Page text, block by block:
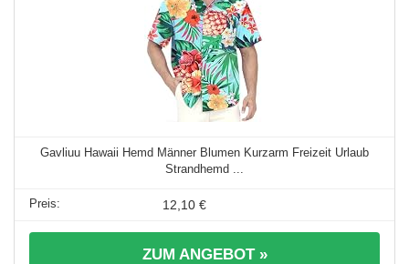
Gavliuu Hawaii Hemd Männer Blumen Kurzarm Freizeit Urlaub
Strandhemd ...
12,10 €
ZUM ANGEBOT »